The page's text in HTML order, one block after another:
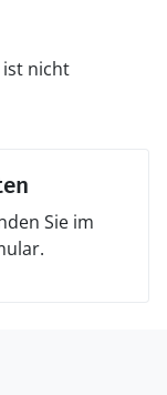
ist nicht
Sie im